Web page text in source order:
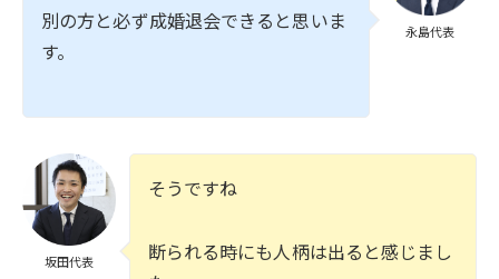
永島代表
別の方と必ず成婚退会できると思いま
す。
坂田代表
そうですね
断られる時にも人柄は出ると感じまし